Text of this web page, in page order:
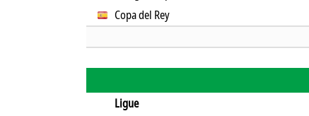
Copa del Rey
Ligue